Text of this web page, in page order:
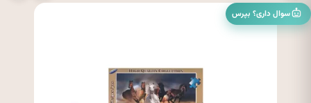
سوال داری؟ بپرس